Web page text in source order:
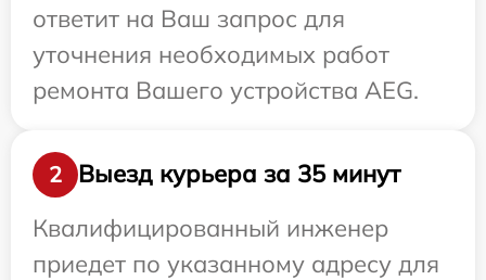
ответит на Ваш запрос для
уточнения необходимых работ
ремонта Вашего устройства AEG.
2
Выезд курьера за 35 минут
Квалифицированный инженер
приедет по указанному адресу для